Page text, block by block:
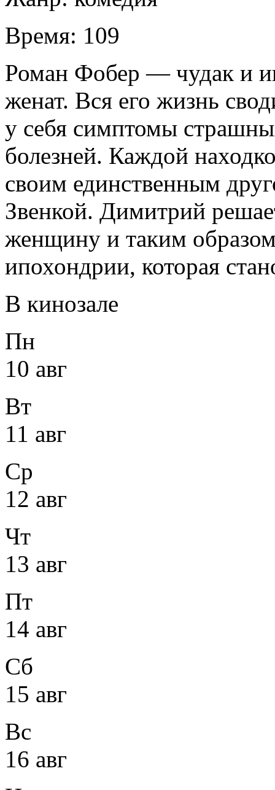
Время: 109
Роман Фобер — чудак и
женат. Вся его жизнь
у себя симптомы
болезней. Каждой
своим единственным
Звенкой. Димитрий
женщину и таким образом
ипохондрии, которая
В кинозале
Пн
10 авг
Вт
11 авг
Ср
12 авг
Чт
13 авг
Пт
14 авг
Сб
15 авг
Вс
16 авг